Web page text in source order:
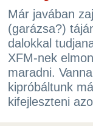
Már javában
(garázsa?)
dalokkal
XFM-nek
maradni.
kipróbáltunk
kifejleszteni